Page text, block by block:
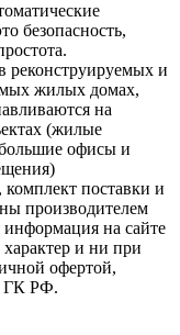
безопасность,
реконструируемых и
жилых домах,
на
(жилые
офисы и
комплект поставки и
производителем
информация на сайте
и ни при
офертой,
ГК РФ.